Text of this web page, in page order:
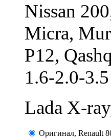
Nissan
Micra,
P12,
1.6-2.0-3.5
Lada X-
Оригинал, Renault